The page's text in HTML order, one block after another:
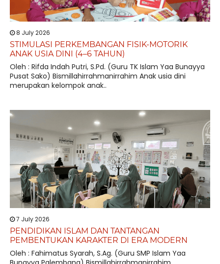
8 July 2026
STIMULASI PERKEMBANGAN FISIK-MOTORIK
ANAK USIA DINI (4–6 TAHUN)
Oleh : Rifda Indah Putri, S.Pd. (Guru TK Islam Yaa Bunayya
Pusat Sako) Bismillahirrahmanirrahim Anak usia dini
merupakan kelompok anak..
7 July 2026
PENDIDIKAN ISLAM DAN TANTANGAN
PEMBENTUKAN KARAKTER DI ERA MODERN
Oleh : Fahimatus Syarah, S.Ag. (Guru SMP Islam Yaa